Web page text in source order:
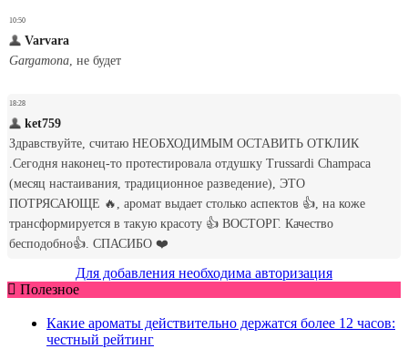
Для добавления необходима авторизация
Полезное
Какие ароматы действительно держатся более 12 часов:
честный рейтинг